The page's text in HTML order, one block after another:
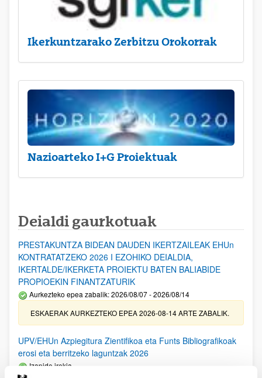
Ikerkuntzarako Zerbitzu Orokorrak
Nazioarteko I+G Proiektuak
Deialdi gaurkotuak
PRESTAKUNTZA BIDEAN DAUDEN IKERTZAILEAK EHUn
KONTRATATZEKO 2026 I EZOHIKO DEIALDIA,
IKERTALDE/IKERKETA PROIEKTU BATEN BALIABIDE
PROPIOEKIN FINANTZATURIK
Aurkezteko epea zabalik: 2026/08/07 - 2026/08/14
ESKAERAK AURKEZTEKO EPEA 2026-08-14 ARTE ZABALIK.
UPV/EHUn Azpiegitura Zientifikoa eta Funts Bibliografikoak
erosi eta berritzeko laguntzak 2026
Izapide irekia